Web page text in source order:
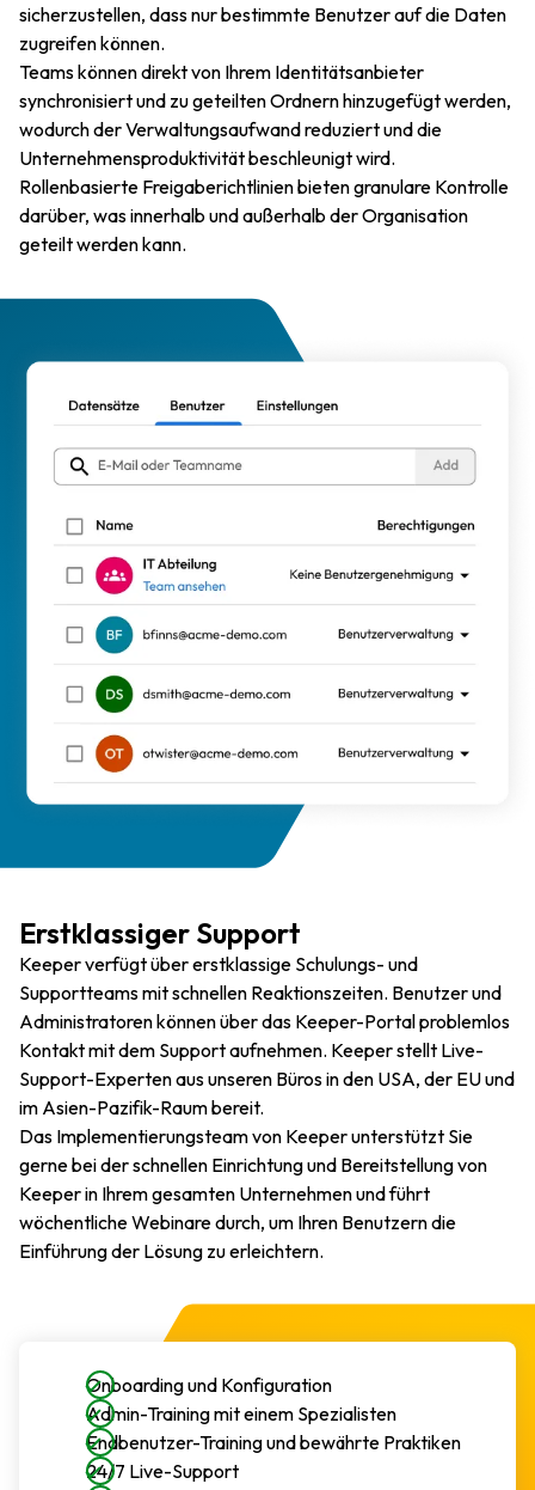
sicherzustellen, dass nur bestimmte Benutzer auf die Daten
zugreifen können.
Teams können direkt von Ihrem Identitätsanbieter
synchronisiert und zu geteilten Ordnern hinzugefügt werden,
wodurch der Verwaltungsaufwand reduziert und die
Unternehmensproduktivität beschleunigt wird.
Rollenbasierte Freigaberichtlinien bieten granulare Kontrolle
darüber, was innerhalb und außerhalb der Organisation
geteilt werden kann.
Erstklassiger Support
Keeper verfügt über erstklassige Schulungs- und
Supportteams mit schnellen Reaktionszeiten. Benutzer und
Administratoren können über das Keeper-Portal problemlos
Kontakt mit dem Support aufnehmen. Keeper stellt Live-
Support-Experten aus unseren Büros in den USA, der EU und
im Asien-Pazifik-Raum bereit.
Das Implementierungsteam von Keeper unterstützt Sie
gerne bei der schnellen Einrichtung und Bereitstellung von
Keeper in Ihrem gesamten Unternehmen und führt
wöchentliche Webinare durch, um Ihren Benutzern die
Einführung der Lösung zu erleichtern.
Onboarding und Konfiguration
Admin-Training mit einem Spezialisten
Endbenutzer-Training und bewährte Praktiken
24/7 Live-Support